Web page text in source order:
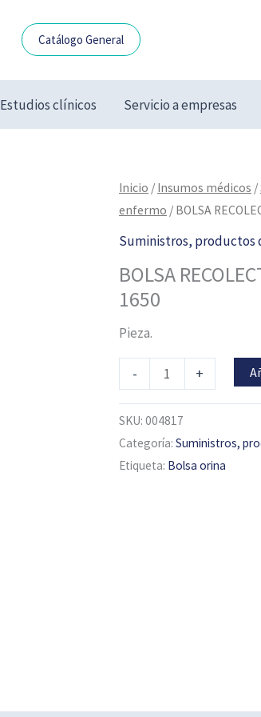
Catálogo General
Estudios clínicos Servicio a empresas
Inicio / Insumos médicos /
enfermo / BOLSA
Suministros, productos
BOLSA
1650
Pieza.
-
BOLSA
RECOLECTORA
PARA
DIP-
MAC
cantidad
+
SKU: 004817
Categoría: Suministros,
Etiqueta: Bolsa orina